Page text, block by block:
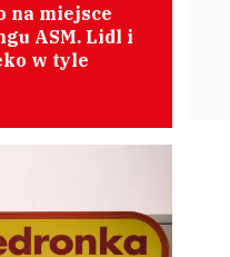
na miejsce
ASM. Lidl i
w tyle